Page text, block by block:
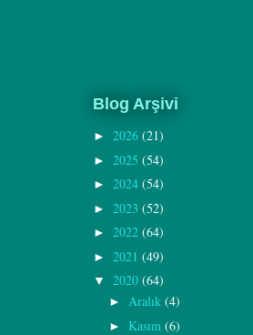
Blog Arşivi
► 2026 (21)
► 2025 (54)
► 2024 (54)
► 2023 (52)
► 2022 (64)
► 2021 (49)
▼ 2020 (64)
► Aralık (4)
► Kasım (6)